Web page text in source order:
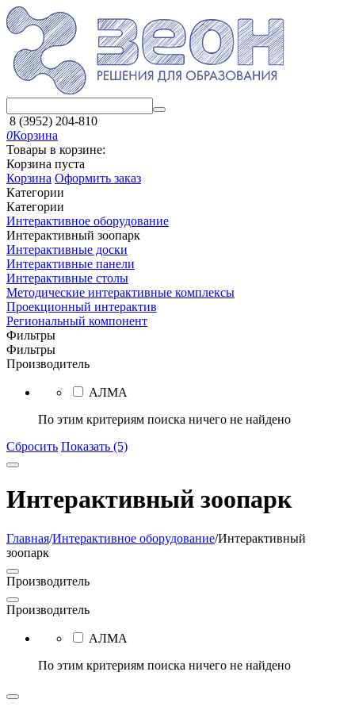
8 (3952) 204-810
0Корзина
Товары в корзине:
Корзина пуста
Корзина Оформить заказ
Категории
Категории
Интерактивное оборудование
Интерактивный зоопарк
Интерактивные доски
Интерактивные панели
Интерактивные столы
Методические интерактивные комплексы
Проекционный интерактив
Региональный компонент
Фильтры
Фильтры
Производитель
АЛМА
По этим критериям поиска ничего не найдено
Сбросить Показать (5)
Интерактивный зоопарк
Главная/Интерактивное оборудование/Интерактивный
зоопарк
Производитель
Производитель
АЛМА
По этим критериям поиска ничего не найдено